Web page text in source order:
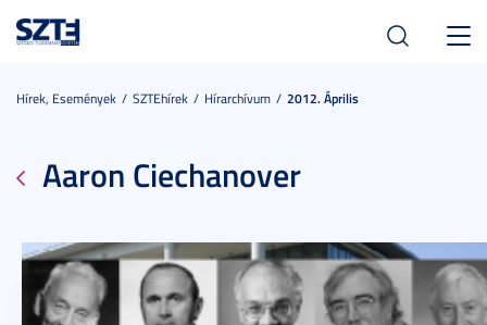
Hírek, Események SZTEhírek Hírarchívum 2012. Április
Aaron Ciechanover